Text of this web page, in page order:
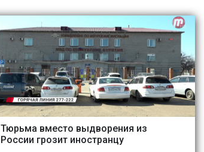
Тюрьма вместо выдворения из
России грозит иностранцу